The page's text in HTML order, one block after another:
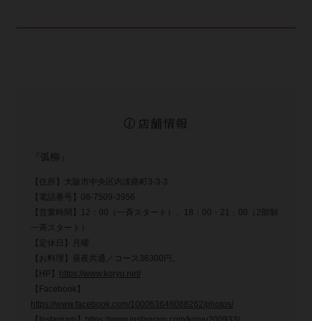
店舗情報
『弧柳』
【住所】大阪市中央区内淡路町3-3-3
【電話番号】06-7509-3956
【営業時間】12：00（一斉スタート）、18：00・21：00（2部制
一斉スタート）
【定休日】月曜
【お料理】昼夜共通／コース36300円。
【HP】
https://www.koryu.net/
【Facebook】
https://www.facebook.com/100063646088262/photos/